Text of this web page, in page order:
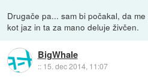
Drugače pa... sam bi počakal, da
kot jaz in ta za mano deluje živčen.
BigWhale
:: 15. dec 2014, 11:07